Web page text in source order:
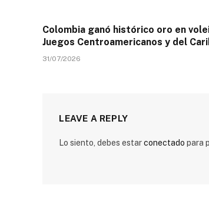
Colombia ganó histórico oro en
Juegos Centroamericanos y del
31/07/2026
LEAVE A REPLY
Lo siento, debes estarconectado para